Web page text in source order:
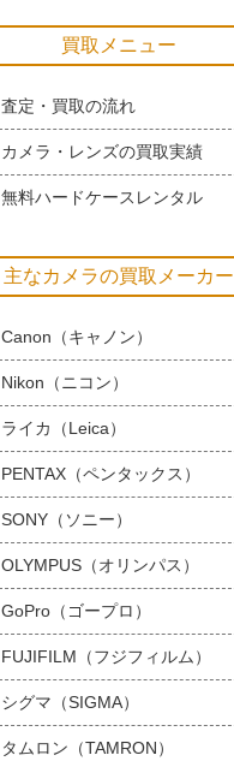
買取メニュー
査定・買取の流れ
カメラ・レンズの買取実績
無料ハードケースレンタル
主なカメラの買取メーカー
Canon（キャノン）
Nikon（ニコン）
ライカ（Leica）
PENTAX（ペンタックス）
SONY（ソニー）
OLYMPUS（オリンパス）
GoPro（ゴープロ）
FUJIFILM（フジフィルム）
シグマ（SIGMA）
タムロン（TAMRON）